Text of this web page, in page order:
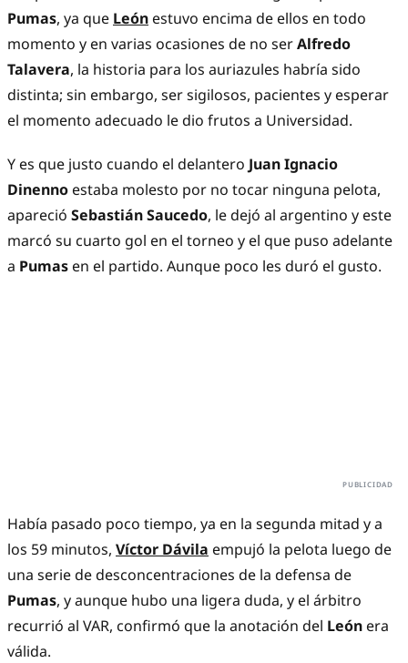
Pumas, ya que León estuvo encima de ellos en todo
momento y en varias ocasiones de no serAlfredo
Talavera, la historia para los auriazules habría sido
distinta; sin embargo, ser sigilosos, pacientes y esperar
el momento adecuado le dio frutos a Universidad.
Y es que justo cuando el delantero Juan Ignacio
Dinenno estaba molesto por no tocar ninguna pelota,
apareció Sebastián Saucedo, le dejó al argentino y este
marcó su cuarto gol en el torneo y el que puso adelante
a Pumas en el partido. Aunque poco les duró el gusto.
Había pasado poco tiempo, ya en la segunda mitad y a
los 59 minutos, Víctor Dávila empujó la pelota luego de
una serie de desconcentraciones de la defensa de
Pumas, y aunque hubo una ligera duda, y el árbitro
recurrió al VAR, confirmó que la anotación del León era
válida.